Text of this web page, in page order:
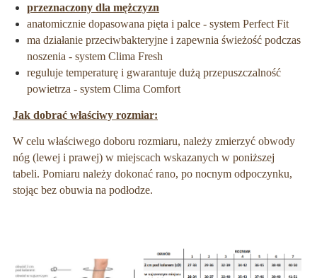
przeznaczony dla mężczyzn
anatomicznie dopasowana pięta i palce - system Perfect Fit
ma działanie przeciwbakteryjne i zapewnia świeżość podczas
noszenia - system Clima Fresh
reguluje temperaturę i gwarantuje dużą przepuszczalność
powietrza - system Clima Comfort
Jak dobrać właściwy rozmiar:
W celu właściwego doboru rozmiaru, należy zmierzyć obwody
nóg (lewej i prawej) w miejscach wskazanych w poniższej
tabeli. Pomiaru należy dokonać rano, po nocnym odpoczynku,
stojąc bez obuwia na podłodze.